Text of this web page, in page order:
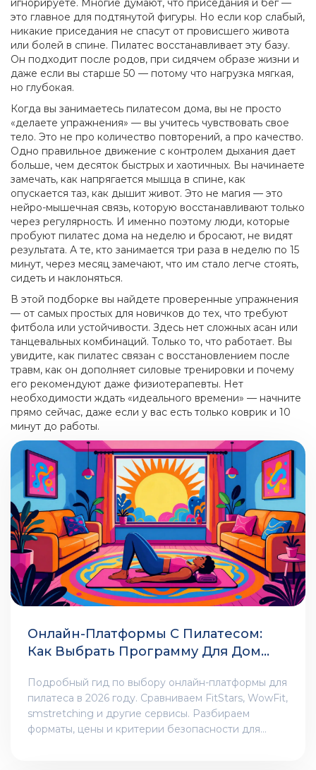
игнорируете. Многие думают, что приседания и бег —
это главное для подтянутой фигуры. Но если кор слабый,
никакие приседания не спасут от провисшего живота
или болей в спине. Пилатес восстанавливает эту базу.
Он подходит после родов, при сидячем образе жизни и
даже если вы старше 50 — потому что нагрузка мягкая,
но глубокая.
Когда вы занимаетесь пилатесом дома, вы не просто
«делаете упражнения» — вы учитесь чувствовать свое
тело. Это не про количество повторений, а про качество.
Одно правильное движение с контролем дыхания дает
больше, чем десяток быстрых и хаотичных. Вы начинаете
замечать, как напрягается мышца в спине, как
опускается таз, как дышит живот. Это не магия — это
нейро-мышечная связь, которую восстанавливают только
через регулярность. И именно поэтому люди, которые
пробуют пилатес дома на неделю и бросают, не видят
результата. А те, кто занимается три раза в неделю по 15
минут, через месяц замечают, что им стало легче стоять,
сидеть и наклоняться.
В этой подборке вы найдете проверенные упражнения
— от самых простых для новичков до тех, что требуют
фитбола или устойчивости. Здесь нет сложных асан или
танцевальных комбинаций. Только то, что работает. Вы
увидите, как пилатес связан с восстановлением после
травм, как он дополняет силовые тренировки и почему
его рекомендуют даже физиотерапевты. Нет
необходимости ждать «идеального времени» — начните
прямо сейчас, даже если у вас есть только коврик и 10
минут до работы.
Онлайн-Платформы С Пилатесом:
Как Выбрать Программу Для Дома
Подробный гид по выбору онлайн-платформы для
пилатеса в 2026 году. Сравниваем FitStars, WowFit,
smstretching и другие сервисы. Разбираем
форматы, цены и критерии безопасности для